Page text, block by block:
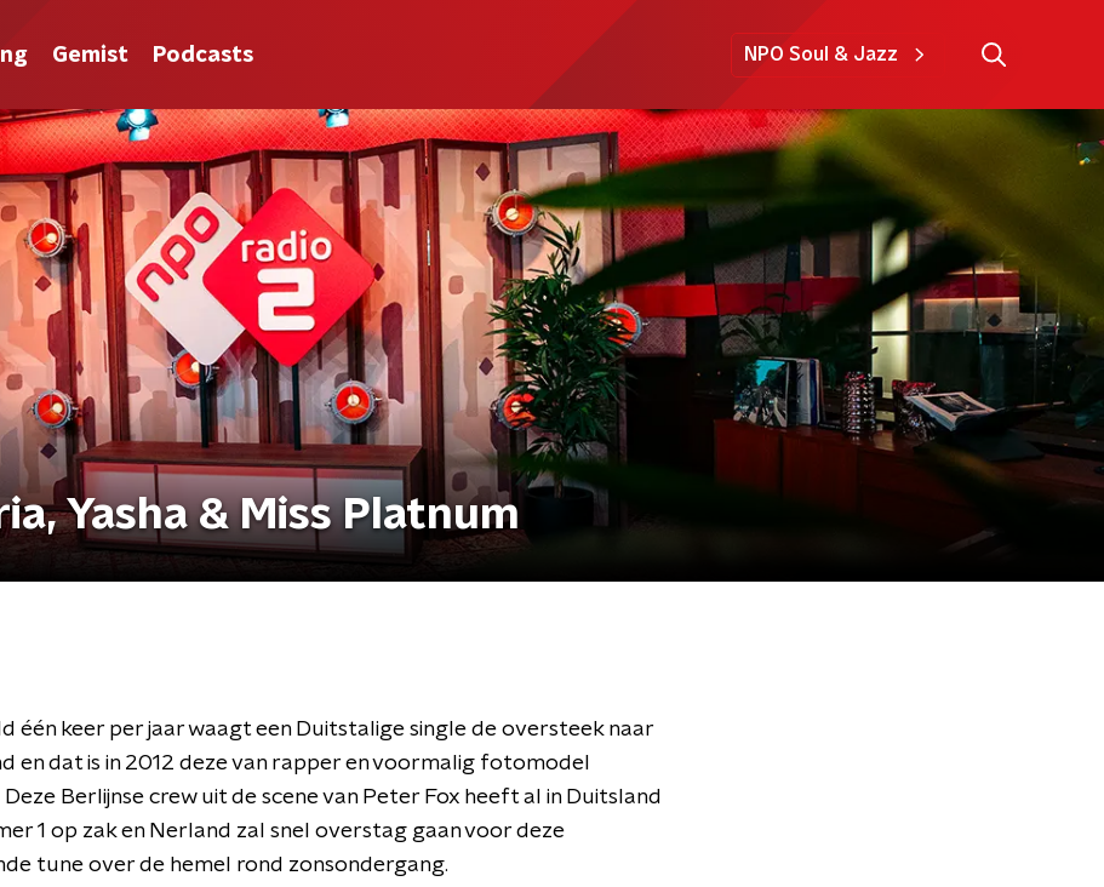
Gemist Podcasts NPO Soul & Jazz
Yasha & Miss Platnum
één keer per jaar waagt een Duitstalige single de oversteek naar
en dat is in 2012 deze van rapper en voormalig fotomodel
Berlijnse crew uit de scene van Peter Fox heeft al in Duitsland
1 op zak en Nerland zal snel overstag gaan voor deze
tune over de hemel rond zonsondergang.